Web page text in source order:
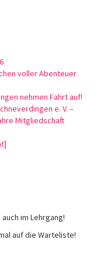
voller Abenteuer
nehmen Fahrt auf!
e. V. –
Mitgliedschaft
im Lehrgang!
auf die Warteliste!